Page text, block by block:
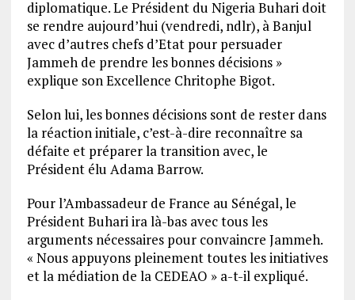
diplomatique. Le Président du Nigeria Buhari doit
se rendre aujourd’hui (vendredi, ndlr), à Banjul
avec d’autres chefs d’Etat pour persuader
Jammeh de prendre les bonnes décisions »
explique son Excellence Chritophe Bigot.
Selon lui, les bonnes décisions sont de rester dans
la réaction initiale, c’est-à-dire reconnaître sa
défaite et préparer la transition avec, le
Président élu Adama Barrow.
Pour l’Ambassadeur de France au Sénégal, le
Président Buhari ira là-bas avec tous les
arguments nécessaires pour convaincre Jammeh.
« Nous appuyons pleinement toutes les initiatives
et la médiation de la CEDEAO » a-t-il expliqué.